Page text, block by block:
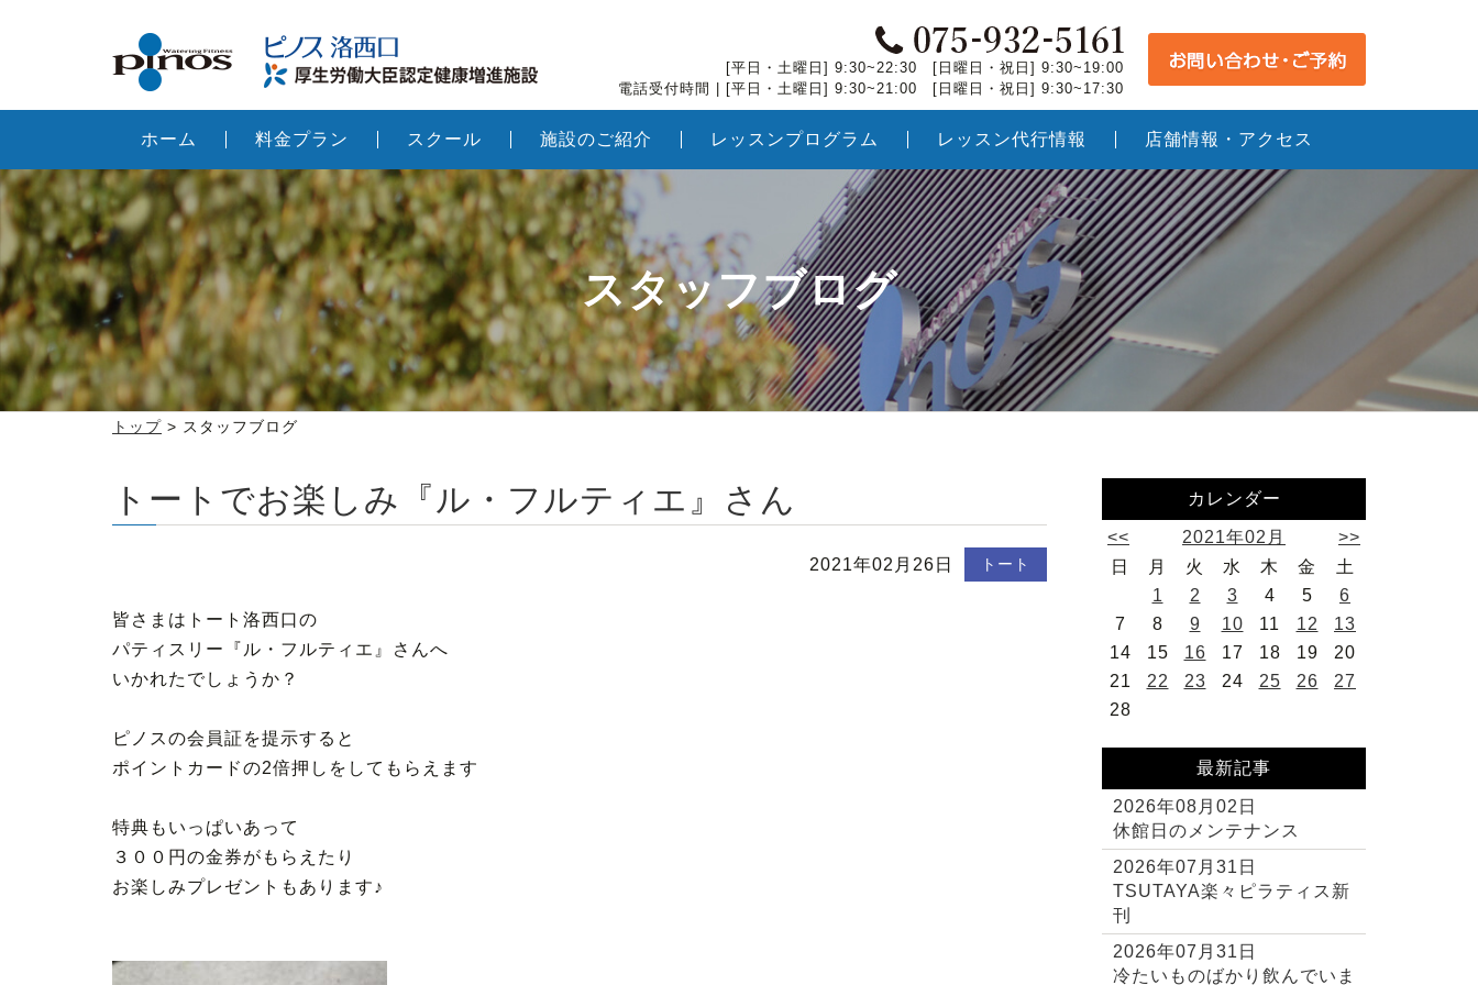
[平日・土曜日] 9:30~22:30 [日曜日・祝日] 9:30~19:00
電話受付時間 | [平日・土曜日] 9:30~21:00 [日曜日・祝日] 9:30~17:30
ホーム 料金プラン スクール 施設のご紹介 レッスンプログラム レッスン代行情報 店舗情報・アクセス
トップ > スタッフブログ
スタッフブログ
トートでお楽しみ『ル・フルティエ』さん
トート
2021年02月26日
皆さまはトート洛西口の
パティスリー『ル・フルティエ』さんへ
いかれたでしょうか？
ピノスの会員証を提示すると
ポイントカードの2倍押しをしてもらえます
特典もいっぱいあって
３００円の金券がもらえたり
お楽しみプレゼントもあります♪
カレンダー
<< 2021年02月
>>
日
月 火 水 木 金
土
1
2 3 4 5
6
7
8 9 10 11 12
13
14
15 16 17 18 19
20
21
22 23 24 25 26
27
28
最新記事
2026年08月02日
休館日のメンテナンス
2026年07月31日
TSUTAYA楽々ピラティス新
刊
2026年07月31日
冷たいものばかり飲んでいま